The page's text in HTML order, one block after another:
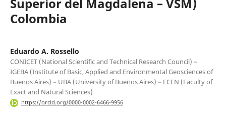
Colombia
Eduardo A. Rossello
CONICET (National Scientific and Technical Research Council) –
IGEBA (Institute of Basic, Applied and Environmental Geosciences of
Buenos Aires) – UBA (University of Buenos Aires) – FCEN (Faculty of
Exact and Natural Sciences)
https://orcid.org/0000-0002-6466-9956